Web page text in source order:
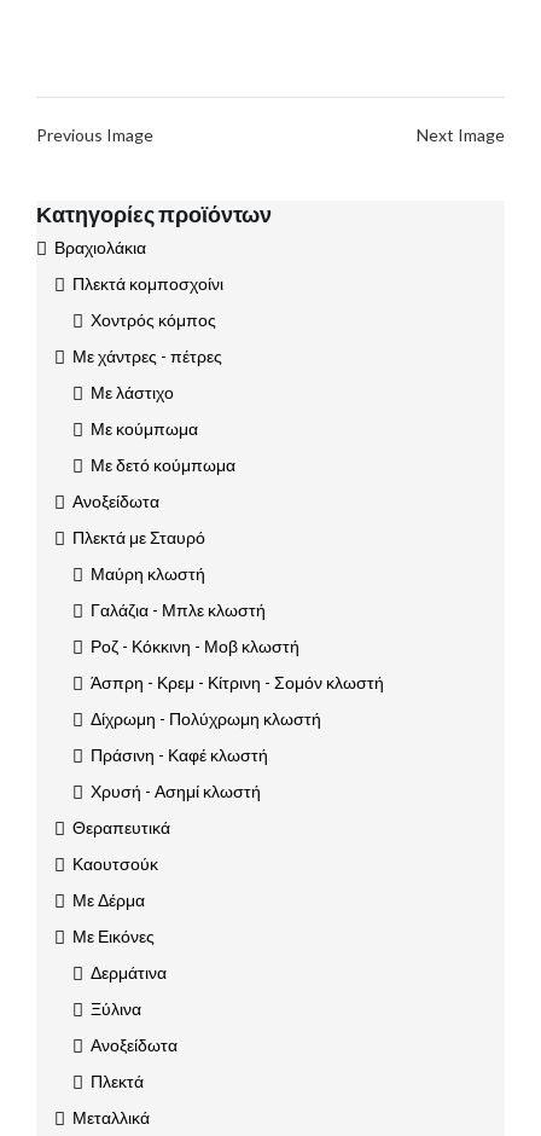
Previous Image Next Image
Κατηγορίες προϊόντων
Βραχιολάκια
Πλεκτά κομποσχοίνι
Χοντρός κόμπος
Με χάντρες - πέτρες
Με λάστιχο
Με κούμπωμα
Με δετό κούμπωμα
Ανοξείδωτα
Πλεκτά με Σταυρό
Μαύρη κλωστή
Γαλάζια - Μπλε κλωστή
Ροζ - Κόκκινη - Μοβ κλωστή
Άσπρη - Κρεμ - Κίτρινη - Σομόν κλωστή
Δίχρωμη - Πολύχρωμη κλωστή
Πράσινη - Καφέ κλωστή
Χρυσή - Ασημί κλωστή
Θεραπευτικά
Καουτσούκ
Με Δέρμα
Με Εικόνες
Δερμάτινα
Ξύλινα
Ανοξείδωτα
Πλεκτά
Μεταλλικά